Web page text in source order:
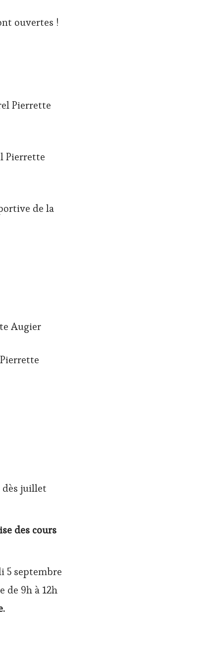
ouvertes !
Pierrette
Pierrette
de la
Augier
dès juillet
des cours
5 septembre
de 9h à 12h